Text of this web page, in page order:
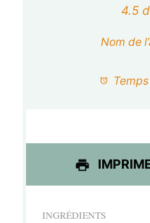
é
t
i
e
s
é
t
i
e
4.5
Nom de
INGRÉDIENTS